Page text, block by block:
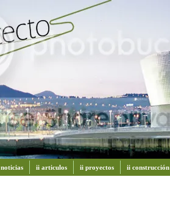
ii articulos ii proyectos ii construcción